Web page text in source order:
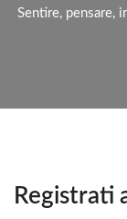
Sentire, pensare,
Registrati